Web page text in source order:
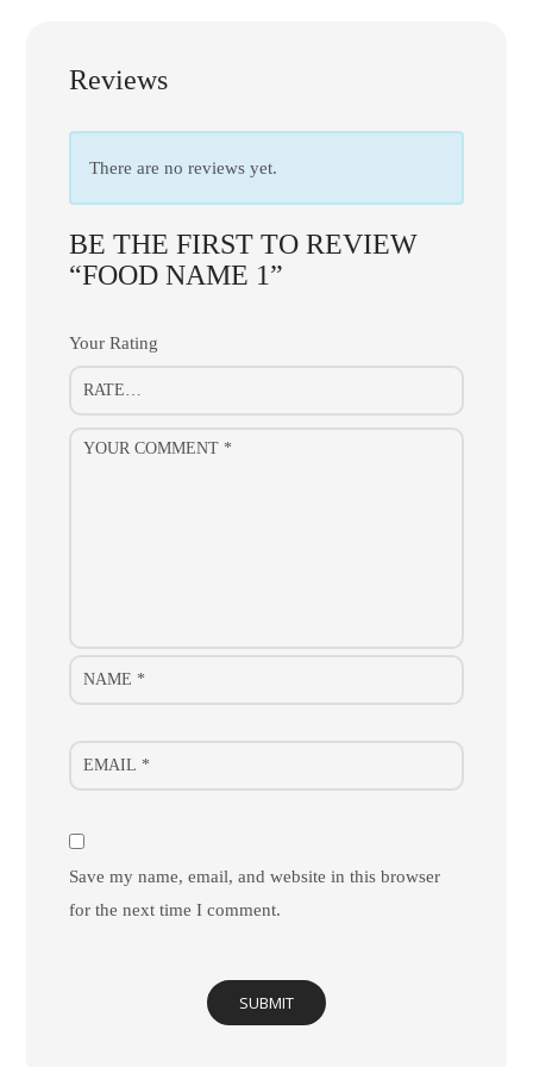
Reviews
There are no reviews yet.
BE THE FIRST TO REVIEW
“FOOD NAME 1”
Your Rating
Save my name, email, and website in this browser
for the next time I comment.